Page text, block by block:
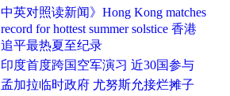
中英对照读新闻》Hong Kong matches
record for hottest summer solstice 香港
追平最热夏至纪录
印度首度跨国空军演习 近30国参与
孟加拉临时政府 尤努斯允接烂摊子